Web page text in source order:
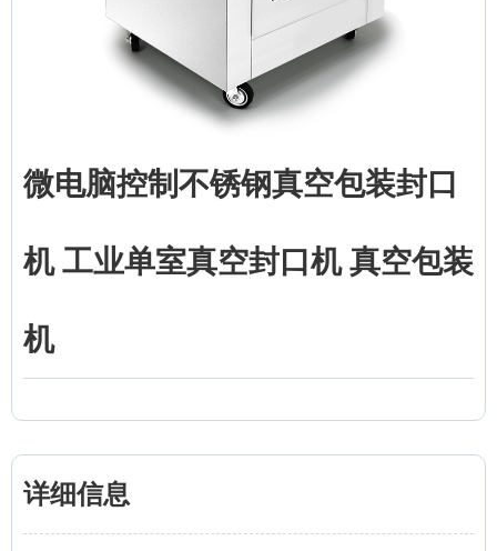
微电脑控制不锈钢真空包装封口
机 工业单室真空封口机 真空包装
机
详细信息